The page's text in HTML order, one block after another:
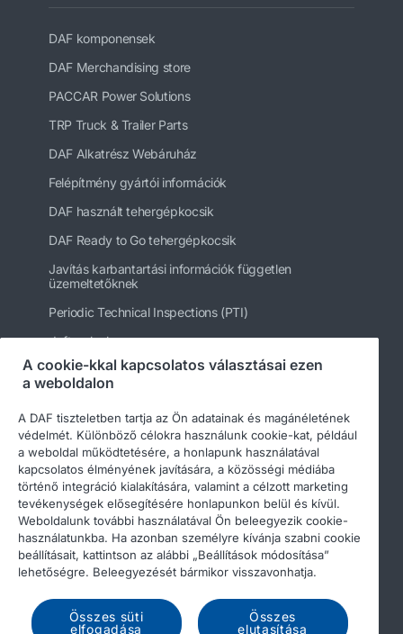
DAF komponensek
DAF Merchandising store
PACCAR Power Solutions
TRP Truck & Trailer Parts
DAF Alkatrész Webáruház
Felépítmény gyártói információk
DAF használt tehergépkocsik
DAF Ready to Go tehergépkocsik
Javítás karbantartási információk független
üzemeltetőknek
Periodic Technical Inspections (PTI)
daftrucks.hu
Egyéb DAF webhelyek
© 2026 DAF Legal notice
Privacy statement
General conditions
A DAF és a cookie-k
Income Tax Report
A cookie-kkal kapcsolatos választásai ezen
a weboldalon
A DAF tiszteletben tartja az Ön adatainak és magánéletének
védelmét. Különböző célokra használunk cookie-kat, például
a weboldal működtetésére, a honlapunk használatával
kapcsolatos élményének javítására, a közösségi médiába
történő integráció kialakítására, valamint a célzott marketing
tevékenységek elősegítésére honlapunkon belül és kívül.
Weboldalunk további használatával Ön beleegyezik cookie-
használatunkba. Ha azonban személyre kívánja szabni cookie
beállításait, kattintson az alábbi „Beállítások módosítása”
lehetőségre. Beleegyezését bármikor visszavonhatja.
Összes süti
elfogadása
Összes
elutasítása